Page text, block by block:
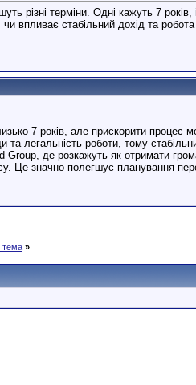
різні терміни. Одні кажуть 7
впливає стабільний дохід та
7 років, але прискорити процес
легальність роботи, тому
де розкажуть як отримати
Це значно полегшує планування
»